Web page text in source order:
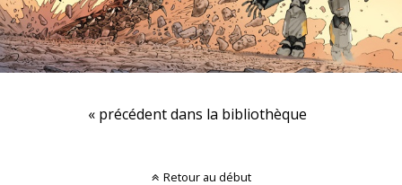
« précédent dans la bibliothèque
Retour au début